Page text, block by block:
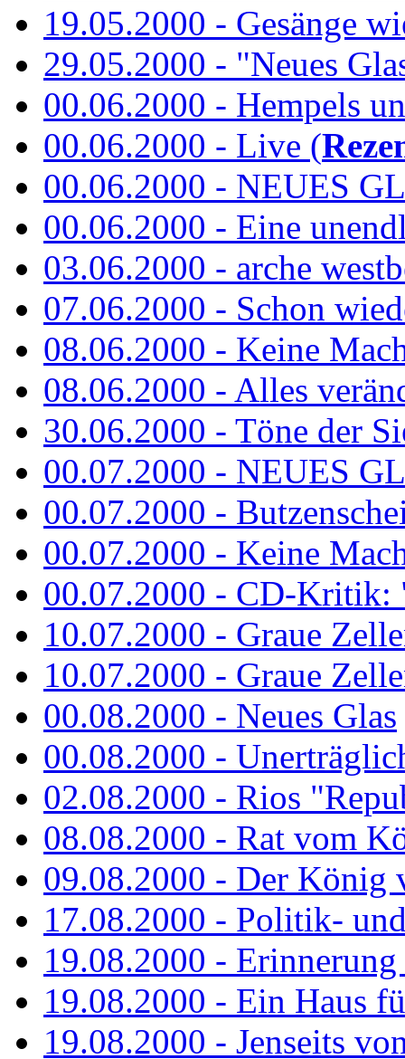
19.05.2000 - Gesänge
29.05.2000 - "Neues
00.06.2000 - Hempels
00.06.2000 - Live (
00.06.2000 - NEUES
00.06.2000 - Eine
03.06.2000 - arche
07.06.2000 - Schon
08.06.2000 - Keine
08.06.2000 - Alles
30.06.2000 - Töne der
00.07.2000 - NEUES
00.07.2000 -
00.07.2000 - Keine
00.07.2000 - CD-Kritik:
10.07.2000 - Graue
10.07.2000 - Graue
00.08.2000 - Neues Glas
00.08.2000 -
02.08.2000 - Rios
08.08.2000 - Rat vom
09.08.2000 - Der König
17.08.2000 - Politik-
19.08.2000 -
19.08.2000 - Ein Haus
19.08.2000 - Jenseits